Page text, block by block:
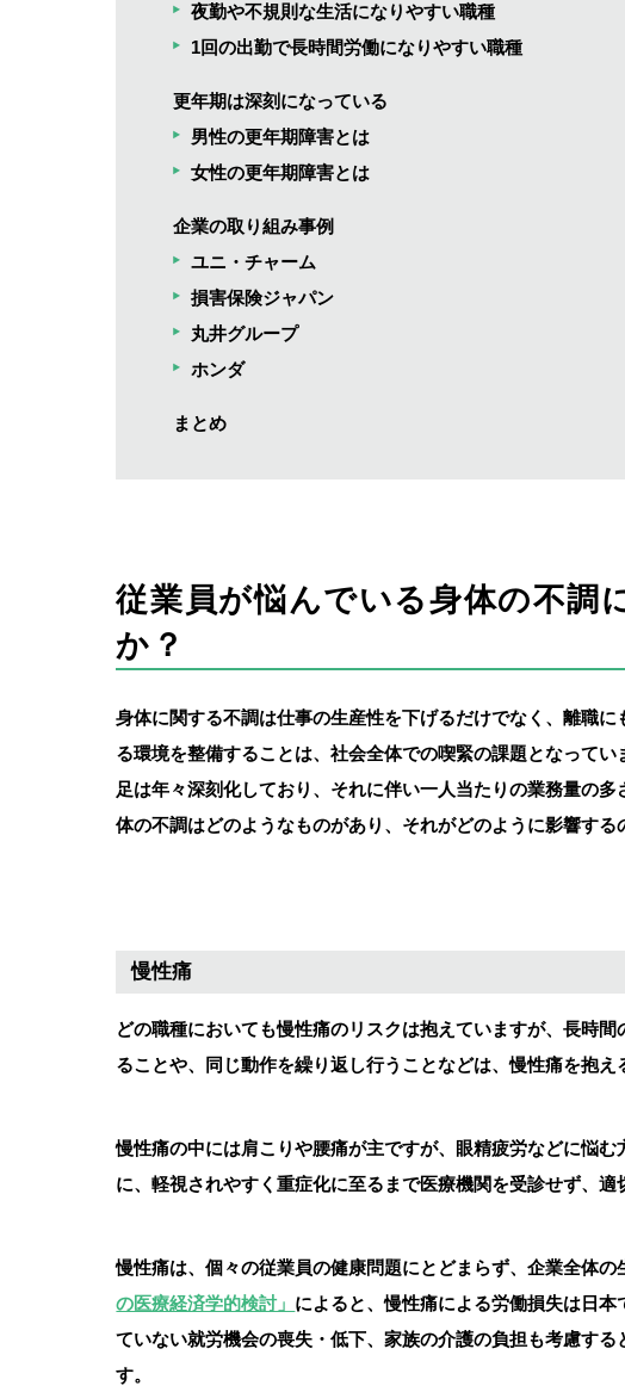
夜勤や不規則な生活になりやすい職種
1回の出勤で長時間労働になりやすい職種
更年期は深刻になっている
男性の更年期障害とは
女性の更年期障害とは
企業の取り組み事例
ユニ・チャーム
損害保険ジャパン
丸井グループ
ホンダ
まとめ
従業員が悩んでいる身体の不調
か？
身体に関する不調は仕事の生産性を下げるだけでなく、離職
る環境を整備することは、社会全体での喫緊の課題となって
足は年々深刻化しており、それに伴い一人当たりの業務量の
体の不調はどのようなものがあり、それがどのように影響する
慢性痛
どの職種においても慢性痛のリスクは抱えていますが、長時
ることや、同じ動作を繰り返し行うことなどは、慢性痛を抱え
慢性痛の中には肩こりや腰痛が主ですが、眼精疲労などに悩
に、軽視されやすく重症化に至るまで医療機関を受診せず、適
慢性痛は、個々の従業員の健康問題にとどまらず、企業全体の
の医療経済学的検討」 によると、慢性痛による労働損失は日
ていない就労機会の喪失・低下、家族の介護の負担も考慮す
す。